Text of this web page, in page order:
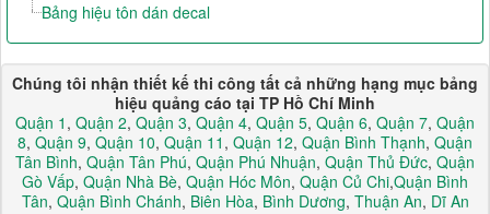
Bảng hiệu tôn dán decal
Chúng tôi nhận thiết kế thi công tất cả những hạng mục bảng
hiệu quảng cáo tại TP Hồ Chí Minh
Quận 1 , Quận 2, Quận 3, Quận 4, Quận 5, Quận 6, Quận 7, Quận
8, Quận 9, Quận 10, Quận 11 , Quận 12, Quận Bình Thạnh, Quận
Tân Bình, Quận Tân Phú, Quận Phú Nhuận, Quận Thủ Đức, Quận
Gò Vấp, Quận Nhà Bè, Quận Hóc Môn, Quận Củ Chi,Quận Bình
Tân, Quận Bình Chánh, Biên Hòa, Bình Dương, Thuận An, Dĩ An